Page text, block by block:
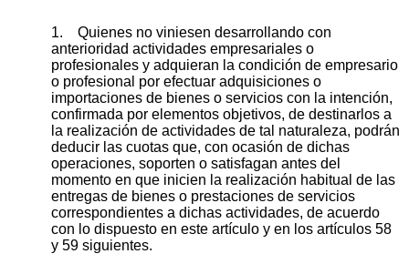
1. Quienes no viniesen desarrollando con
anterioridad actividades empresariales o
profesionales y adquieran la condición de empresario
o profesional por efectuar adquisiciones o
importaciones de bienes o servicios con la intención,
confirmada por elementos objetivos, de destinarlos a
la realización de actividades de tal naturaleza, podrán
deducir las cuotas que, con ocasión de dichas
operaciones, soporten o satisfagan antes del
momento en que inicien la realización habitual de las
entregas de bienes o prestaciones de servicios
correspondientes a dichas actividades, de acuerdo
con lo dispuesto en este artículo y en los artículos 58
y 59 siguientes.